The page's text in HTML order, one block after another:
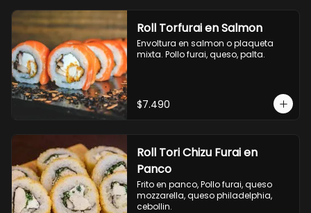
Roll Torfurai en Salmon
Envoltura en salmon o plaqueta
mixta. Pollo furai, queso, palta.
$7.490
Roll Tori Chizu Furai en
Panco
Frito en panco, Pollo furai, queso
mozzarella, queso philadelphia,
cebollin.